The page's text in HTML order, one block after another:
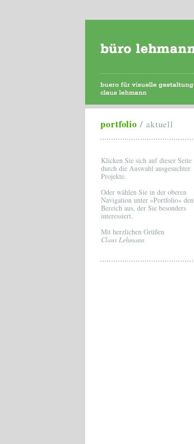
portfolio / aktuell
Klicken Sie sich auf dieser Seite
durch die Auswahl ausgesuchter
Projekte.
Oder wählen Sie in der oberen
Navigation unter »Portfolio« den
Bereich aus, der Sie besonders
interessiert.
Mit herzlichen Grüßen
Claus Lehmann